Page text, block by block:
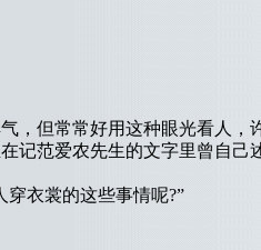
但常常好用这种眼光看人，
记范爱农先生的文字里曾自
衣裳的这些事情呢?”